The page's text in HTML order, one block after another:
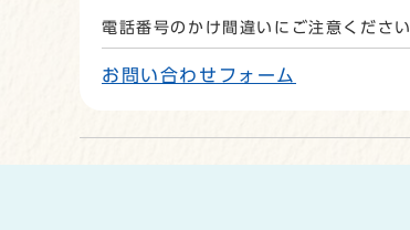
電話番号のかけ間違いにご注意ください
お問い合わせフォーム